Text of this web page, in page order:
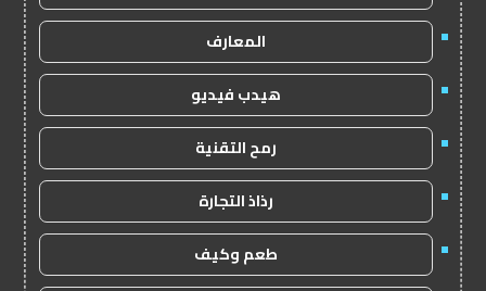
المعارف
هيدب فيديو
رمح التقنية
رذاذ التجارة
طعم وكيف